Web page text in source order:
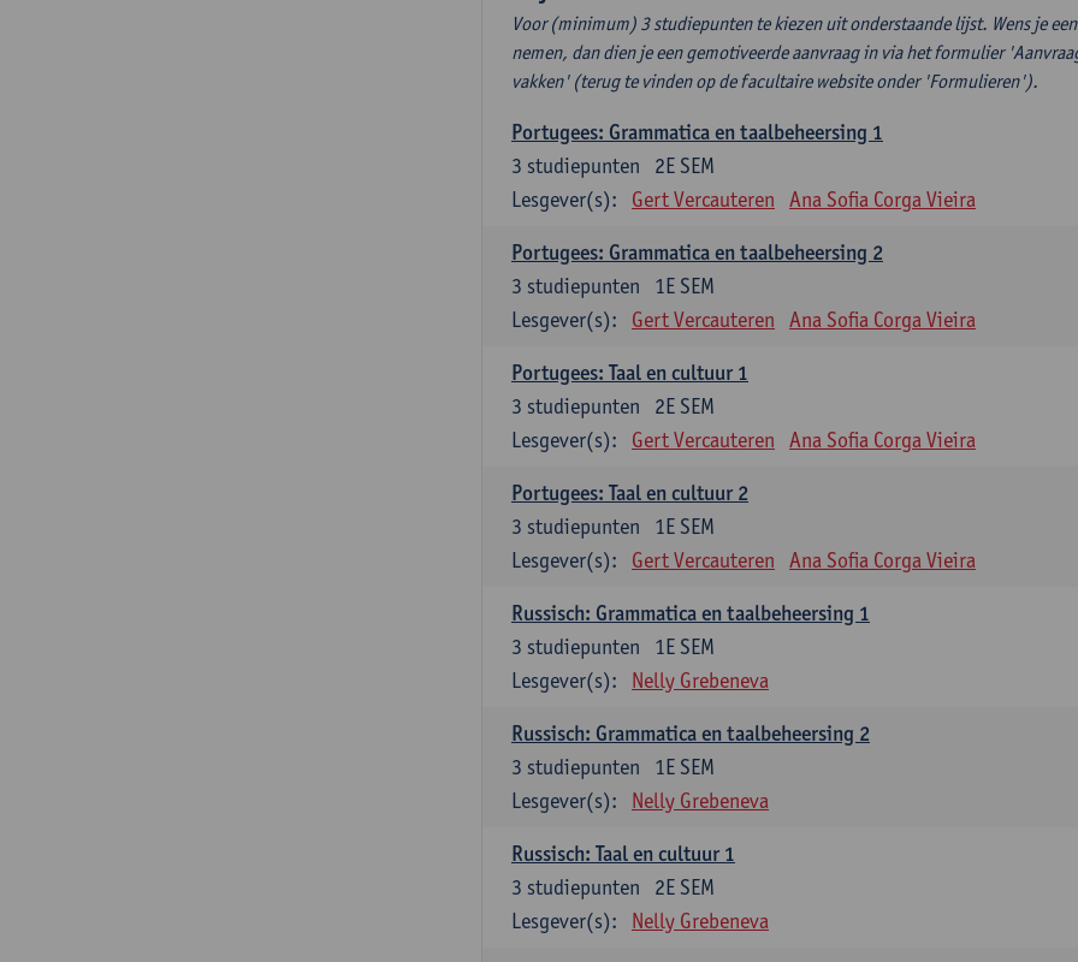
Voor (minimum) 3 studiepunten te kiezen uit onderstaande lijst. Wens je
nemen, dan dien je een gemotiveerde aanvraag in via het formulier
vakken' (terug te vinden op de facultaire website onder 'Formulieren').
Portugees: Grammatica en taalbeheersing 1
2E SEM
3 studiepunten
Lesgever(s):
Gert Vercauteren Ana Sofia Corga Vieira
Portugees: Grammatica en taalbeheersing 2
1E SEM
3 studiepunten
Lesgever(s):
Gert Vercauteren Ana Sofia Corga Vieira
Portugees: Taal en cultuur 1
2E SEM
3 studiepunten
Lesgever(s):
Gert Vercauteren Ana Sofia Corga Vieira
Portugees: Taal en cultuur 2
1E SEM
3 studiepunten
Lesgever(s):
Gert Vercauteren Ana Sofia Corga Vieira
Russisch: Grammatica en taalbeheersing 1
1E SEM
3 studiepunten
Lesgever(s):
Nelly Grebeneva
Russisch: Grammatica en taalbeheersing 2
1E SEM
3 studiepunten
Lesgever(s):
Nelly Grebeneva
Russisch: Taal en cultuur 1
2E SEM
3 studiepunten
Lesgever(s):
Nelly Grebeneva